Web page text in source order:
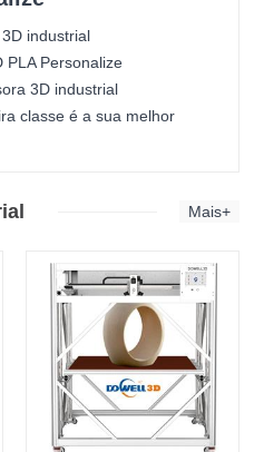
industrial
PLA Personalize
3D industrial
classe é a sua melhor
Mais+